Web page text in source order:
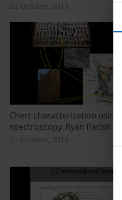
23 Octubre, 2015
Chert characterization
spectroscopy. Ryan Parish
21 Octubre, 2015